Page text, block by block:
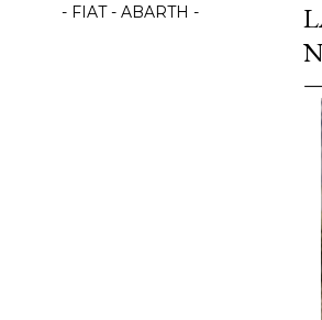
- FIAT - ABARTH -